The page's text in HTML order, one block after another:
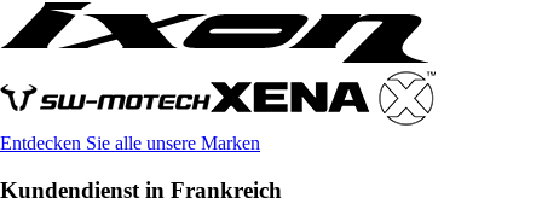
Entdecken Sie alle unsere Marken
Kundendienst in Frankreich